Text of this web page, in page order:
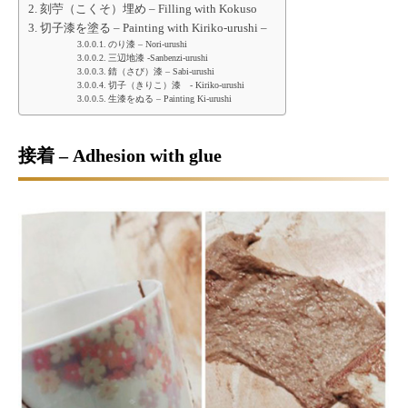
刻苧（こくそ）埋め – Filling with Kokuso
切子漆を塗る – Painting with Kiriko-urushi –
のり漆 – Nori-urushi
三辺地漆 -Sanbenzi-urushi
錆（さび）漆 – Sabi-urushi
切子（きりこ）漆 - Kiriko-urushi
生漆をぬる – Painting Ki-urushi
接着 – Adhesion with glue